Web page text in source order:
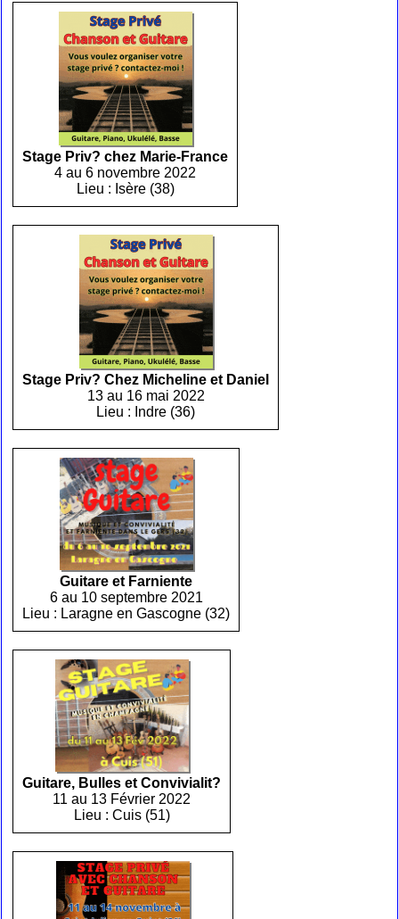
Stage Priv? chez Marie-France
4 au 6 novembre 2022
Lieu : Isère (38)
Stage Priv? Chez Micheline et Daniel
13 au 16 mai 2022
Lieu : Indre (36)
Guitare et Farniente
6 au 10 septembre 2021
Lieu : Laragne en Gascogne (32)
Guitare, Bulles et Convivialit?
11 au 13 Février 2022
Lieu : Cuis (51)